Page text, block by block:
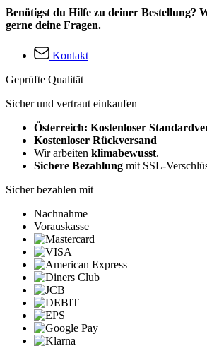
Benötigst du Hilfe zu deiner Bestellung?
gerne deine Fragen.
Kontakt
Geprüfte Qualität
Sicher und vertraut einkaufen
Österreich: Kostenloser
Kostenloser Rückversand
Wir arbeiten klimabewusst.
Sichere Bezahlung mit SSL-
Sicher bezahlen mit
Nachnahme
Vorauskasse